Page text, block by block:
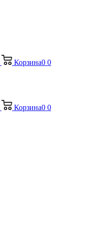
Корзина0 0
Корзина0 0